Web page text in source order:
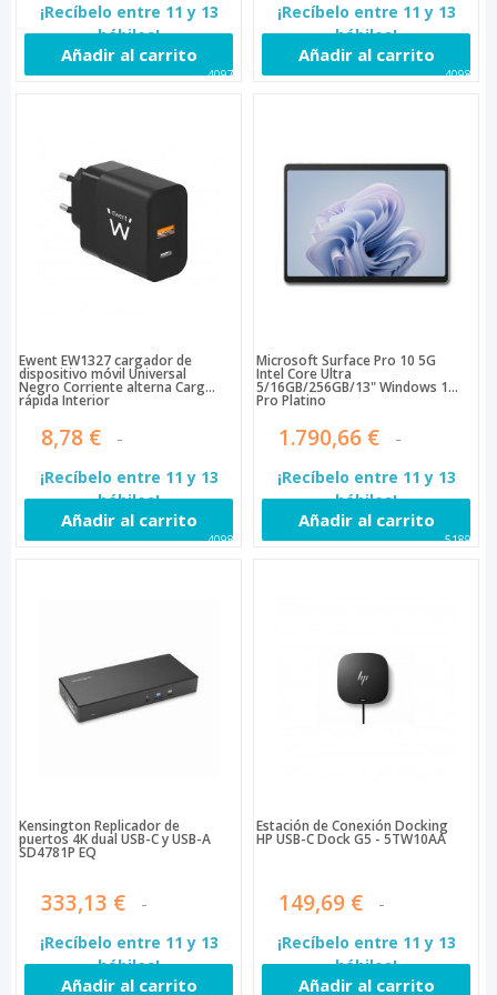
¡Recíbelo entre 11 y 13
hábiles!
Añadir al carrito
40971
¡Recíbelo entre 11 y 13
hábiles!
Añadir al carrito
40980
Ewent EW1327 cargador de
dispositivo móvil Universal
Negro Corriente alterna Carga
rápida Interior
8,78 €
¡Recíbelo entre 11 y 13
hábiles!
Añadir al carrito
40981
Microsoft Surface Pro 10 5G
Intel Core Ultra
5/16GB/256GB/13" Windows 11
Pro Platino
1.790,66 €
¡Recíbelo entre 11 y 13
hábiles!
Añadir al carrito
51891
Kensington Replicador de
puertos 4K dual USB-C y USB-A
SD4781P EQ
333,13 €
¡Recíbelo entre 11 y 13
hábiles!
Añadir al carrito
Estación de Conexión Docking
HP USB-C Dock G5 - 5TW10AA
149,69 €
¡Recíbelo entre 11 y 13
hábiles!
Añadir al carrito